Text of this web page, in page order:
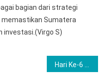
bagian dari strategi
Sumatera
investasi.(Virgo S)